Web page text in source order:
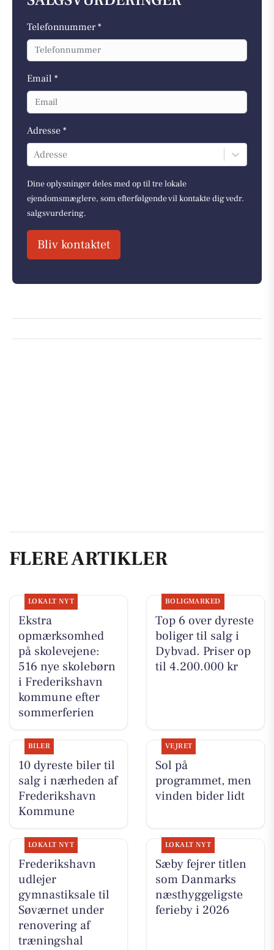
Telefonnummer *
Email *
Adresse *
Adresse
Dine oplysninger deles med op til tre lokale
ejendomsmæglere, som efterfølgende vil kontakte dig vedr.
salgsvurdering.
Bliv kontaktet
FLERE ARTIKLER
LOKALT NYT
Ekstra
opmærksomhed
på skolevejene:
516 nye skolebørn
i Frederikshavn
kommune efter
sommerferien
BOLIGMARKED
Top 6 over dyreste
boliger til salg i
Dybvad. Priser op
til 4.200.000 kr
BILER
10 dyreste biler til
salg i nærheden af
Frederikshavn
Kommune
VEJRET
Sol på
programmet, men
vinden bider lidt
LOKALT NYT
Frederikshavn
udlejer
gymnastiksale til
Søværnet under
renovering af
træningshal
LOKALT NYT
Sæby fejrer titlen
som Danmarks
næsthyggeligste
ferieby i 2026